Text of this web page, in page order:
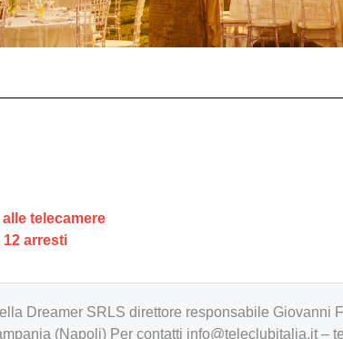
telecamere
arresti
Dreamer SRLS direttore responsabile Giovanni
(Napoli) Per contatti info@teleclubitalia.it –